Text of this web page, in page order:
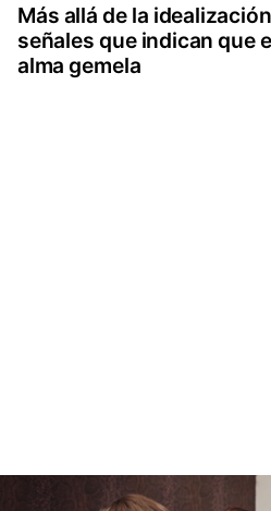
Más allá de la
señales que indican que
alma gemela